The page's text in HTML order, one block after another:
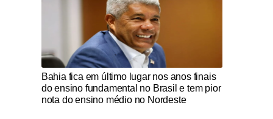
Notícias Católicas
Bahia fica em último lugar nos anos finais
do ensino fundamental no Brasil e tem pior
nota do ensino médio no Nordeste